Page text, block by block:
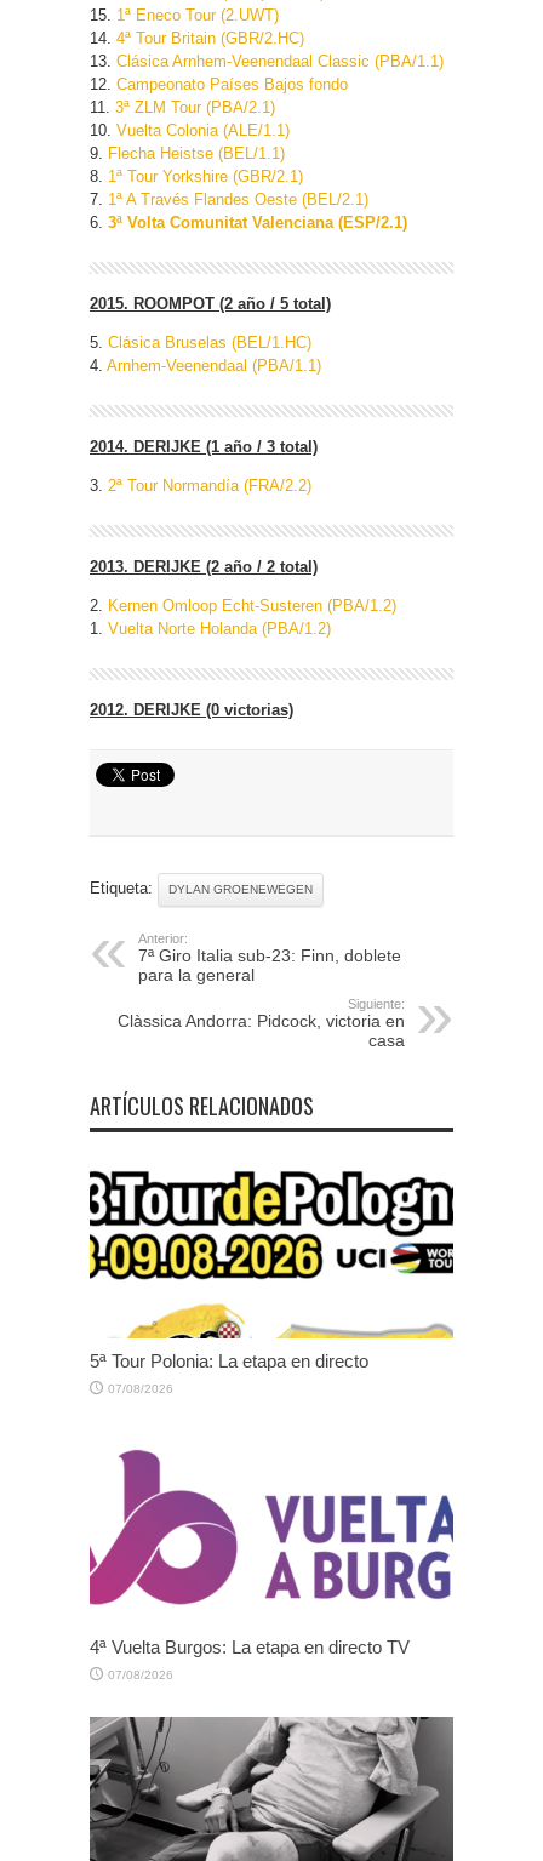
15. 1ª Eneco Tour (2.UWT)
14. 4ª Tour Britain (GBR/2.HC)
13. Clásica Arnhem-Veenendaal Classic (PBA/1.1)
12. Campeonato Países Bajos fondo
11. 3ª ZLM Tour (PBA/2.1)
10. Vuelta Colonia (ALE/1.1)
9. Flecha Heistse (BEL/1.1)
8. 1ª Tour Yorkshire (GBR/2.1)
7. 1ª A Través Flandes Oeste (BEL/2.1)
6. 3ª Volta Comunitat Valenciana (ESP/2.1)
2015. ROOMPOT (2 año / 5 total)
5. Clásica Bruselas (BEL/1.HC)
4. Arnhem-Veenendaal (PBA/1.1)
2014. DERIJKE (1 año / 3 total)
3. 2ª Tour Normandía (FRA/2.2)
2013. DERIJKE (2 año / 2 total)
2. Kernen Omloop Echt-Susteren (PBA/1.2)
1. Vuelta Norte Holanda (PBA/1.2)
2012. DERIJKE (0 victorias)
Etiqueta: DYLAN GROENEWEGEN
Anterior:
7ª Giro Italia sub-23: Finn, doblete
para la general
Siguiente:
Clàssica Andorra: Pidcock, victoria en
casa
ARTÍCULOS RELACIONADOS
5ª Tour Polonia: La etapa en directo
07/08/2026
4ª Vuelta Burgos: La etapa en directo TV
07/08/2026